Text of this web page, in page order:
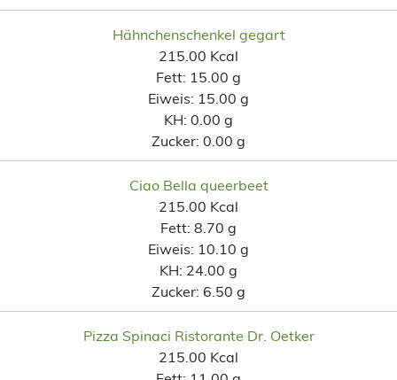
Hähnchenschenkel gegart
215.00 Kcal
Fett: 15.00 g
Eiweis: 15.00 g
KH: 0.00 g
Zucker: 0.00 g
Ciao Bella queerbeet
215.00 Kcal
Fett: 8.70 g
Eiweis: 10.10 g
KH: 24.00 g
Zucker: 6.50 g
Pizza Spinaci Ristorante Dr. Oetker
215.00 Kcal